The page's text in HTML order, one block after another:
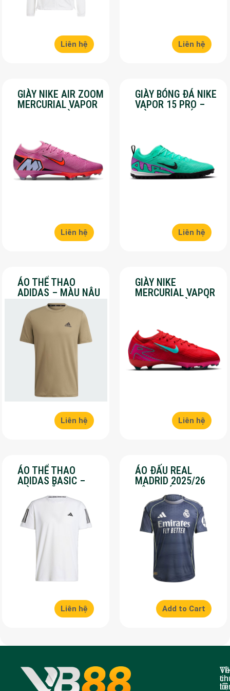
Liên hệ Liên hệ
GIÀY NIKE AIR ZOOM
MERCURIAL VAPOR
16 PRO – MÀU
Liên hệ
GIÀY BÓNG ĐÁ NIKE
VAPOR 15 PRO –
MÀU XANH LÁ –
Liên hệ
ÁO THỂ THAO
ADIDAS – MÀU NÂU
– SALE 30%
Liên hệ
GIÀY NIKE
MERCURIAL VAPOR
16 PRO – MÀU ĐỎ –
Liên hệ
ÁO THỂ THAO
ADIDAS BASIC –
MÀU TRẮNG – SALE
70%
Liên hệ
ÁO ĐẤU REAL
MADRID 2025/26
SÂN KHÁCH – SALE
50%
Add to Cart
Về
tôi
tin